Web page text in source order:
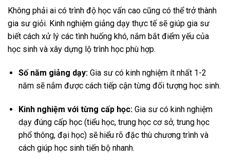
Không phải ai có trình độ học vấn cao cũng có thể trở thành
gia sư giỏi. Kinh nghiệm giảng dạy thực tế sẽ giúp gia sư
biết cách xử lý các tình huống khó, nắm bắt điểm yếu của
học sinh và xây dựng lộ trình học phù hợp.
Số năm giảng dạy:Gia sư có kinh nghiệm ít nhất 1-2
năm sẽ nắm được cách tiếp cận từng đối tượng học sinh.
Kinh nghiệm với từng cấp học:Gia sư có kinh nghiệm
dạy đúng cấp học (tiểu học, trung học cơ sở, trung học
phổ thông, đại học) sẽ hiểu rõ đặc thù chương trình và
cách giúp học sinh tiến bộ nhanh.